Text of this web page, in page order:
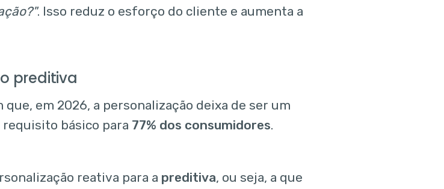
. Isso reduz o esforço do cliente e aumenta a
preditiva
em 2026, a personalização deixa de ser um
básico para 77% dos consumidores.
reativa para a preditiva, ou seja, a que